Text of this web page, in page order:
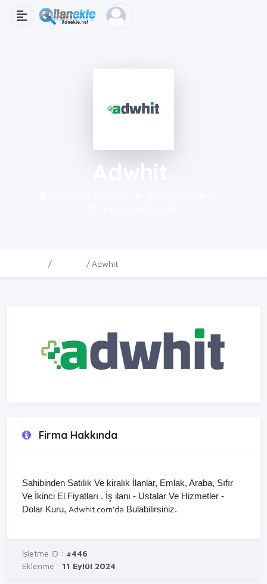
Adwhit
Adwhit
Firma Hakkında
Sahibinden Satılık Ve kiralık İlanlar, Emlak, Araba, Sıfır
Ve İkinci El Fiyatları . İş ilanı - Ustalar Ve Hizmetler -
Dolar Kuru, Adwhit.com'da Bulabilirsiniz.
İşletme ID : #446
Eklenme : 11 Eylül 2024